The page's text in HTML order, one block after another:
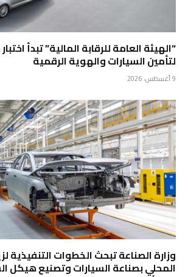
“الهيئة العامة للرقابة المالية” تبدأ
لتأمين السيارات والهوية الرقمية
9 أغسطس، 2026
وزارة الصناعة تبحث الخطوات التنفيذية
المحلي بصناعة السيارات وتصنيع هيكل